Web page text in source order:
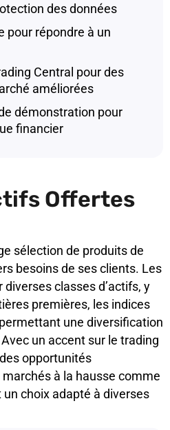
des données
pour répondre à un
Central pour des
améliorées
démonstration pour
financier
Offertes
sélection de produits de
besoins de ses clients. Les
classes d’actifs, y
premières, les indices
une diversification
un accent sur le trading
opportunités
à la hausse comme
choix adapté à diverses